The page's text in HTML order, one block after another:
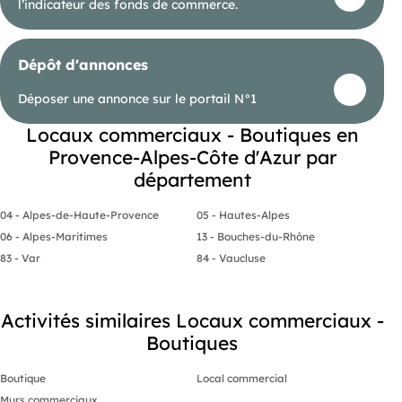
l’indicateur des fonds de commerce.
Dépôt d'annonces
Déposer une annonce sur le portail N°1
Locaux commerciaux - Boutiques en
Provence-Alpes-Côte d'Azur par
département
04 - Alpes-de-Haute-Provence
05 - Hautes-Alpes
06 - Alpes-Maritimes
13 - Bouches-du-Rhône
83 - Var
84 - Vaucluse
Activités similaires Locaux commerciaux -
Boutiques
Boutique
Local commercial